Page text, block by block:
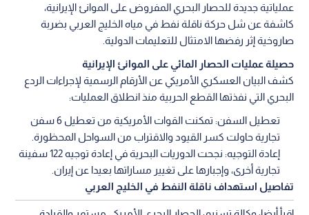
عملياتية جديدة للحصار البحري المفروض على الموانئ الإيرانية،
كاشفة عن شل حركة ناقلة نفط في مياه الخليج العربي بضربة
صاروخية إثر رفضها الامتثال للتعليمات الدولية.
حصيلة عمليات الحصار المائي على الموانئ الإيرانية
كشف البيان العسكري الأمريكي عن الأرقام الرسمية لإجراءات الردع
البحري التي نفذتها القطع الحربية منذ انطلاق العمليات:
تعطيل السفن: تمكنت القوات الأمريكية من تعطيل 6 سفن
تجارية حاولت كسر القيود والاقتراب من السواحل المحظورة.
إعادة التوجيه: نجحت الدوريات البحرية في إعادة توجيه 122 سفينة
تجارية أخرى، وإجبارها على تغيير مساراتها بعيدا عن إيران.
تفاصيل استهداف ناقلة النفط في الخليج العربي